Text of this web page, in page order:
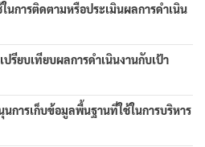
นการติดตามหรือประเมินผลการดำเนิน
รียบเทียบผลการดำเนินงานกับเป้า
การเก็บข้อมูลพื้นฐานที่ใช้ในการบริหาร